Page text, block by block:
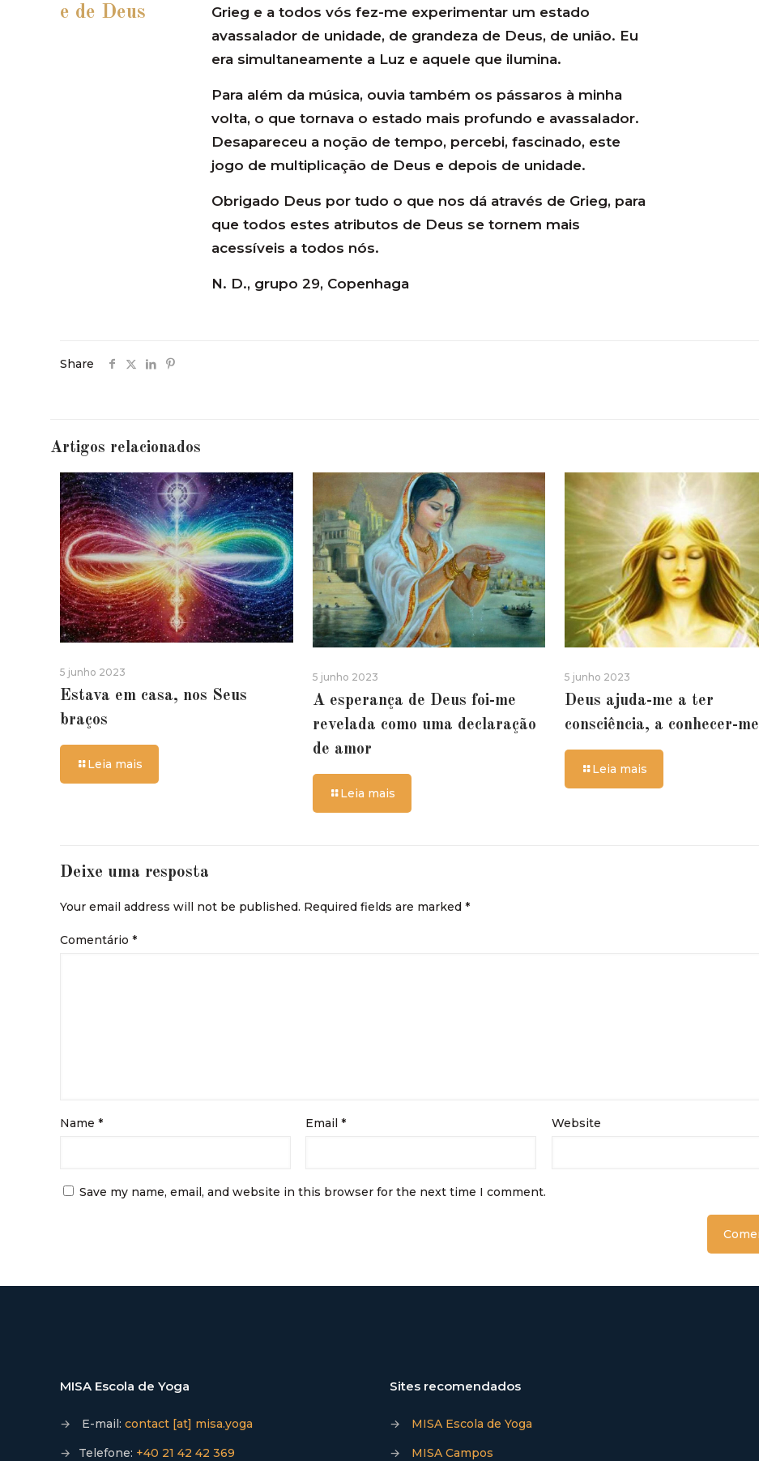
e de Deus
Grieg e a todos vós fez-me experimentar um estado
avassalador de unidade, de grandeza de Deus, de união. Eu
era simultaneamente a Luz e aquele que ilumina.
Para além da música, ouvia também os pássaros à minha
volta, o que tornava o estado mais profundo e avassalador.
Desapareceu a noção de tempo, percebi, fascinado, este
jogo de multiplicação de Deus e depois de unidade.
Obrigado Deus por tudo o que nos dá através de Grieg, para
que todos estes atributos de Deus se tornem mais
acessíveis a todos nós.
N. D., grupo 29, Copenhaga
Share
Artigos relacionados
5 junho 2023
Estava em casa, nos Seus
braços
Leia mais
5 junho 2023
A esperança de Deus foi-me
revelada como uma declaração
de amor
Leia mais
5 junho 2023
Deus ajuda-me a ter
consciência, a conhecer-me
Leia mais
Deixe uma resposta
Your email address will not be published. Required fields are marked *
Comentário *
Name * Email* Website
Save my name, email, and website in this browser for the next time I comment.
MISA Escola de Yoga
→ E-mail: contact [at] misa.yoga
→
Telefone: +40 21 42 42 369
Sites recomendados
→
MISA Escola de Yoga
→
MISA Campos